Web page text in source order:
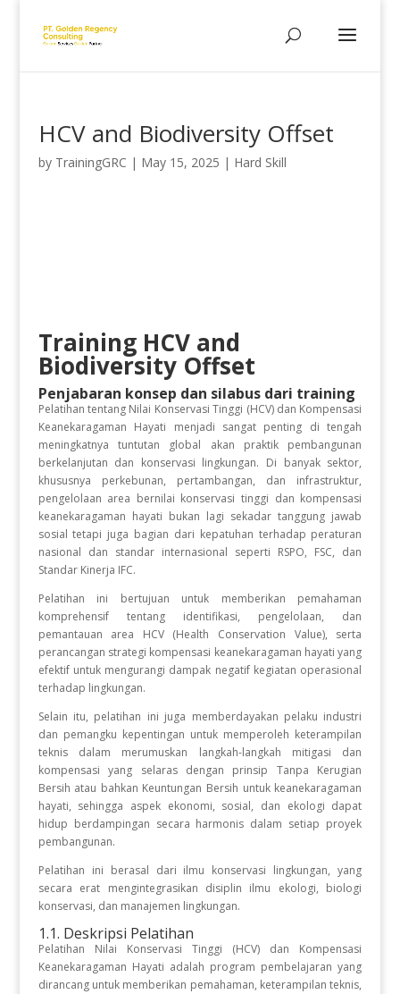
HCV and Biodiversity Offset
by TrainingGRC | May 15, 2025 | Hard Skill
Training HCV and
Biodiversity Offset
Penjabaran konsep dan silabus dari training
Pelatihan tentang Nilai Konservasi Tinggi (HCV) dan Kompensasi
Keanekaragaman Hayati menjadi sangat penting di tengah
meningkatnya tuntutan global akan praktik pembangunan
berkelanjutan dan konservasi lingkungan. Di banyak sektor,
khususnya perkebunan, pertambangan, dan infrastruktur,
pengelolaan area bernilai konservasi tinggi dan kompensasi
keanekaragaman hayati bukan lagi sekadar tanggung jawab
sosial tetapi juga bagian dari kepatuhan terhadap peraturan
nasional dan standar internasional seperti RSPO, FSC, dan
Standar Kinerja IFC.
Pelatihan ini bertujuan untuk memberikan pemahaman
komprehensif tentang identifikasi, pengelolaan, dan
pemantauan area HCV (Health Conservation Value), serta
perancangan strategi kompensasi keanekaragaman hayati yang
efektif untuk mengurangi dampak negatif kegiatan operasional
terhadap lingkungan.
Selain itu, pelatihan ini juga memberdayakan pelaku industri
dan pemangku kepentingan untuk memperoleh keterampilan
teknis dalam merumuskan langkah-langkah mitigasi dan
kompensasi yang selaras dengan prinsip Tanpa Kerugian
Bersih atau bahkan Keuntungan Bersih untuk keanekaragaman
hayati, sehingga aspek ekonomi, sosial, dan ekologi dapat
hidup berdampingan secara harmonis dalam setiap proyek
pembangunan.
Pelatihan ini berasal dari ilmu konservasi lingkungan, yang
secara erat mengintegrasikan disiplin ilmu ekologi, biologi
konservasi, dan manajemen lingkungan.
1.1. Deskripsi Pelatihan
Pelatihan Nilai Konservasi Tinggi (HCV) dan Kompensasi
Keanekaragaman Hayati adalah program pembelajaran yang
dirancang untuk memberikan pemahaman, keterampilan teknis,